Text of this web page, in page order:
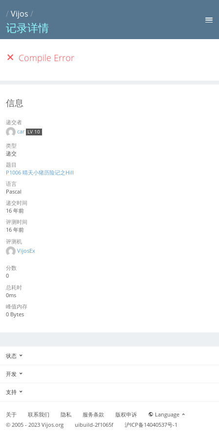
/Vijos /
记录详情
Compile Error
信息
递交者
car LV 10
类型
递交
题目
P1006 晴天小猪历险记之Hill
语言
Pascal
递交时间
16 年前
评测时间
16 年前
评测机
VijosEx
分数
0
总耗时
0ms
峰值内存
0 Bytes
状态
开发
支持
关于 联系我们 隐私 服务条款 版权申诉
Language
© 2005 - 2023Vijos.org uibuild-2f1065f 沪ICP备14040537号-1